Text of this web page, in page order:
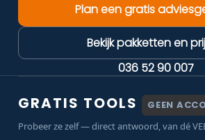
Plan een gratis
Bekijk pakketten en
036 52 90 007
GRATIS TOOLS GEEN
Probeer ze zelf — direct antwoord, van dé